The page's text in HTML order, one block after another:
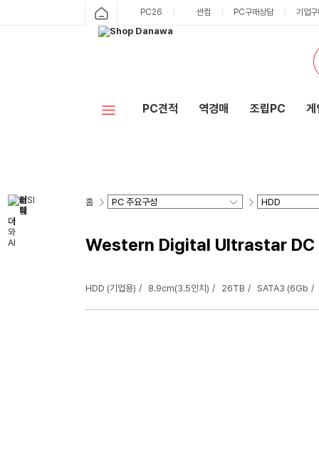
PC26 싼컴 PC구매상담 기업
PC견적 역경매 조립PC 게
홈
Western Digital Ultrastar DC
HDD (기업용) 8.9cm(3.5인치) 26TB SATA3 (6Gb